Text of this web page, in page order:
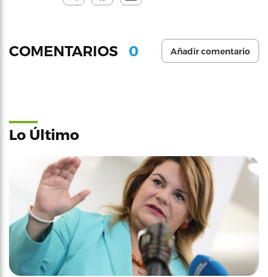
COMENTARIOS 0 Añadir comentario
Lo Último